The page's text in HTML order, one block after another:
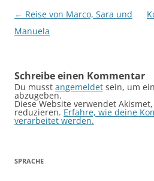
Beitragsnavigation
← Reise von Marco, Sara und
Manuela
Schreibe einen Kommentar
Du musst angemeldet sein, um
abzugeben.
Diese Website verwendet
reduzieren. Erfahre, wie deine
verarbeitet werden.
SPRACHE